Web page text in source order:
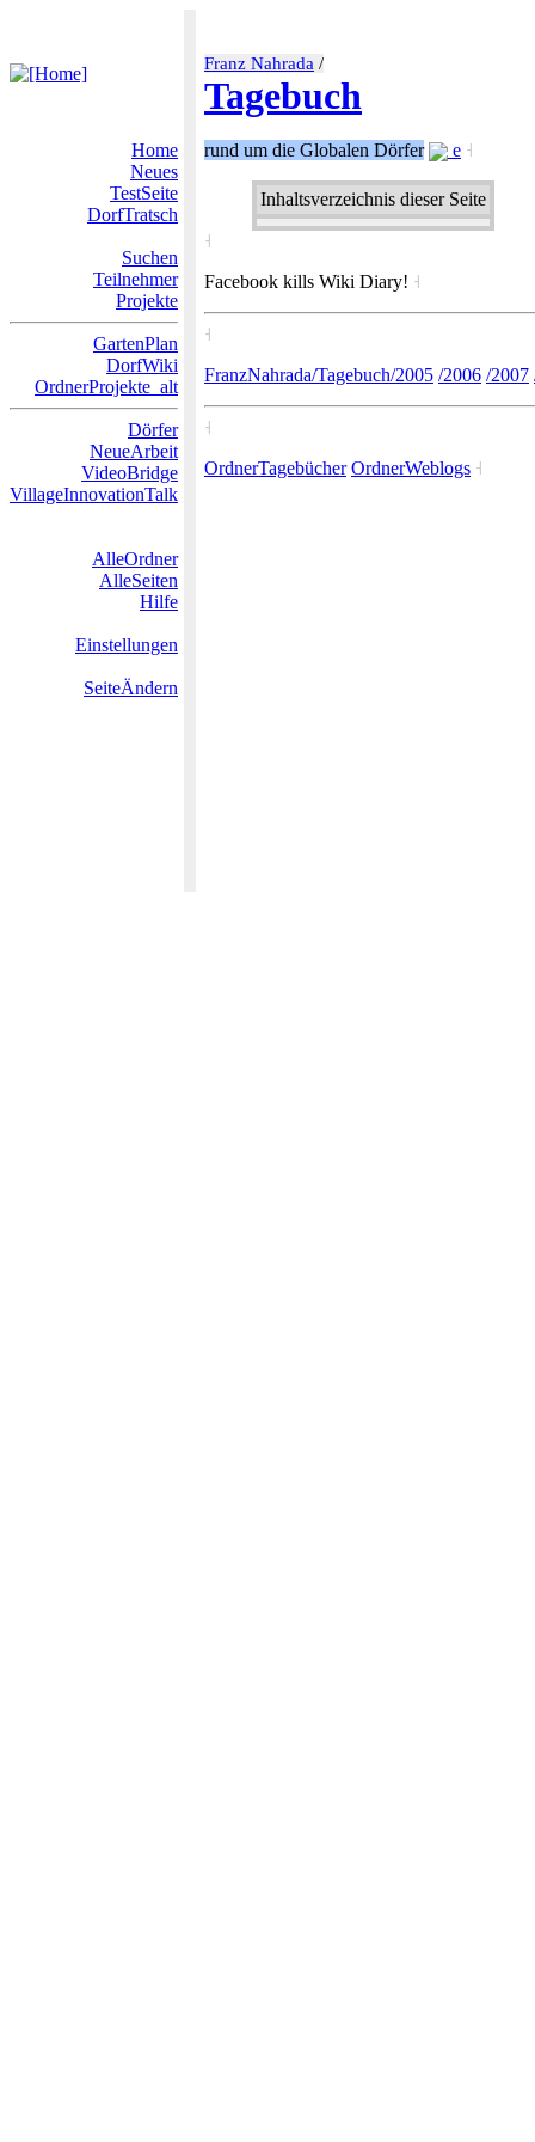
Franz Nahrada /
Tagebuch
Home
Neues
TestSeite
DorfTratsch
Suchen
Teilnehmer
Projekte
GartenPlan
DorfWiki
OrdnerProjekte_alt
Dörfer
NeueArbeit
VideoBridge
VillageInnovationTalk
AlleOrdner
AlleSeiten
Hilfe
Einstellungen
SeiteÄndern
rund um die Globalen Dörfer e ˧
Inhaltsverzeichnis dieser Seite
˧
Facebook kills Wiki Diary! ˧
˧
FranzNahrada/Tagebuch/2005 /2006 /2007
˧
OrdnerTagebücher OrdnerWeblogs ˧